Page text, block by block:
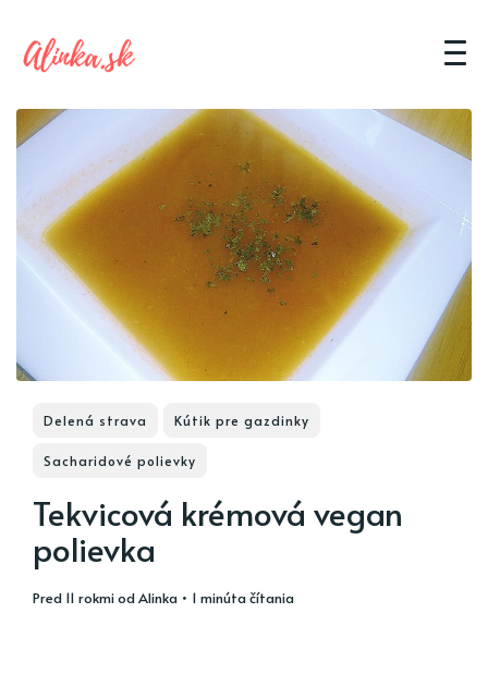
Delená strava Kútik pre gazdinky
Sacharidové polievky
Tekvicová krémová vegan
polievka
pred 11 rokmiodAlinka • 1 minúta čítania